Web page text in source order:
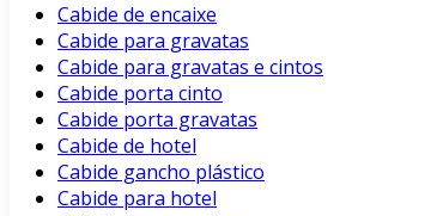
Cabide de encaixe
Cabide para gravatas
Cabide para gravatas e cintos
Cabide porta cinto
Cabide porta gravatas
Cabide de hotel
Cabide gancho plástico
Cabide para hotel